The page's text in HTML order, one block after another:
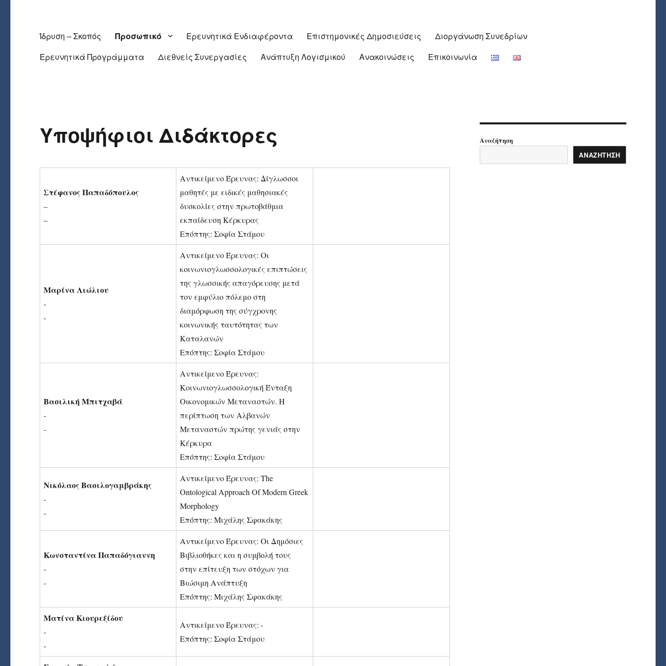
Ίδρυση – Σκοπός Προσωπικό Ερευνητικά Ενδιαφέροντα Επιστημονικές Δημοσιεύσεις
Διοργάνωση Συνεδρίων
Ερευνητικά Προγράμματα
Διεθνείς Συνεργασίες Ανάπτυξη Λογισμικού Ανακοινώσεις Επικοινωνία
Υποψήφιοι Διδάκτορες
Στέφανος Παπαδόπουλος
–
–
Αντικείμενο Έρευνας: Δίγλωσσοι
μαθητές με ειδικές μαθησιακές
δυσκολίες στην πρωτοβάθμια
εκπαίδευση Κέρκυρας
Επόπτης: Σοφία Στάμου
Μαρίνα Λιώλιου
-
-
Αντικείμενο Έρευνας: Οι
κοινωνιογλωσσολογικές επιπτώσεις
της γλωσσικής απαγόρευσης μετά
τον εμφύλιο πόλεμο στη
διαμόρφωση της σύγχρονης
κοινωνικής ταυτότητας των
Καταλανών
Επόπτης: Σοφία Στάμου
Βασιλική Μπιτχαβά
-
-
Αντικείμενο Έρευνας:
Κοινωνιογλωσσολογική Ένταξη
Οικονομικών Μεταναστών. Η
περίπτωση των Αλβανών
Μεταναστών πρώτης γενιάς στην
Κέρκυρα
Επόπτης: Σοφία Στάμου
Νικόλαος Βασιλογαμβράκης
-
-
Αντικείμενο Έρευνας: The
Οntological Αpproach Οf Modern Greek
Μorphology
Επόπτης: Μιχάλης Σφακάκης
Κωνσταντίνα Παπαδόγιαννη
-
-
Αντικείμενο Έρευνας: Οι Δημόσιες
Βιβλιοθήκες και η συμβολή τους
στην επίτευξη των στόχων για
Βιώσιμη Ανάπτυξη
Επόπτης: Μιχάλης Σφακάκης
Ματίνα Κιουρεξίδου
-
-
Αντικείμενο Έρευνας: -
Επόπτης: Σοφία Στάμου
Αναζήτηση
ΑΝΑΖΉΤΗΣΗ